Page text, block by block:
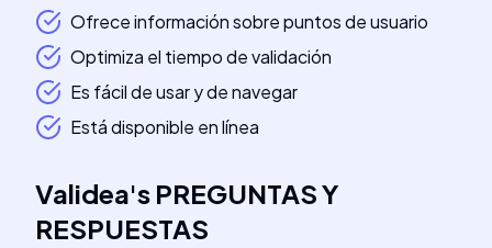
Ofrece información sobre puntos de usuario
Optimiza el tiempo de validación
Es fácil de usar y de navegar
Está disponible en línea
Validea's PREGUNTAS Y
RESPUESTAS